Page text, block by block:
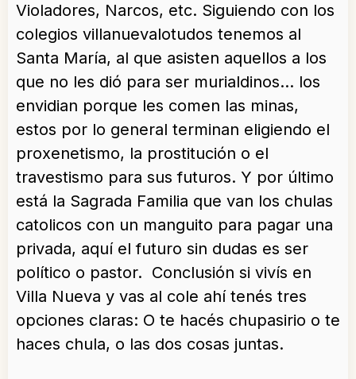
Violadores, Narcos, etc. Siguiendo con los
colegios villanuevalotudos tenemos al
Santa María, al que asisten aquellos a los
que no les dió para ser murialdinos… los
envidian porque les comen las minas,
estos por lo general terminan eligiendo el
proxenetismo, la prostitución o el
travestismo para sus futuros. Y por último
está la Sagrada Familia que van los chulas
catolicos con un manguito para pagar una
privada, aquí el futuro sin dudas es ser
político o pastor. Conclusión si vivís en
Villa Nueva y vas al cole ahí tenés tres
opciones claras: O te hacés chupasirio o te
haces chula, o las dos cosas juntas.